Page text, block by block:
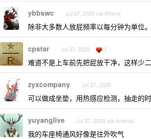
ybbswc Jul 27, 2025 via iPhone
除非大多数人放屁频率以每分钟为单位。
cpstar Jul 27, 2025 1
难道不是上车前先把屁放干净，这样少
zyxcompany Jul 27, 2025
可以做成坐垫，用热感应检测，抽走的
yuyanglive Jul 27, 2025 via Android
我的车座椅通风好像是往外吹气